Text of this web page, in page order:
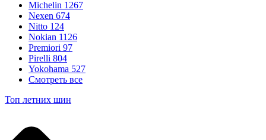
Michelin 1267
Nexen 674
Nitto 124
Nokian 1126
Premiori 97
Pirelli 804
Yokohama 527
Смотреть все
Топ летних шин